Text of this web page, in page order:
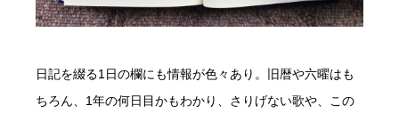
日記を綴る1日の欄にも情報が色々あり。旧暦や六曜はも
ちろん、1年の何日目かもわかり、さりげない歌や、この